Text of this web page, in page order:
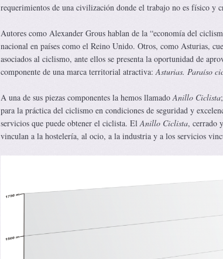
requerimientos de una civilización donde el trabajo no es físico y
Autores como Alexander Grous hablan de la “economía del
nacional en países como el Reino Unido. Otros, como Asturias,
asociados al ciclismo, ante ellos se presenta la oportunidad de
componente de una marca territorial atractiva:Asturias. Paraíso
A una de sus piezas componentes la hemos llamadoAnillo Ciclista
para la práctica del ciclismo en condiciones de seguridad y
servicios que puede obtener el ciclista. ElAnillo Ciclista, cerrado
vinculan a la hostelería, al ocio, a la industria y a los servicios